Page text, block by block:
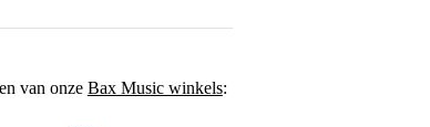
van onze Bax Music winkels: